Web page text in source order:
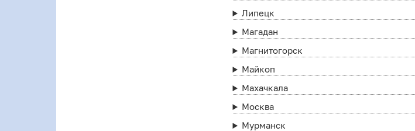
Липецк
Магадан
Магнитогорск
Майкоп
Махачкала
Москва
Мурманск